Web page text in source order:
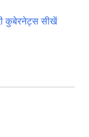
कुबेरनेट्स सीखें